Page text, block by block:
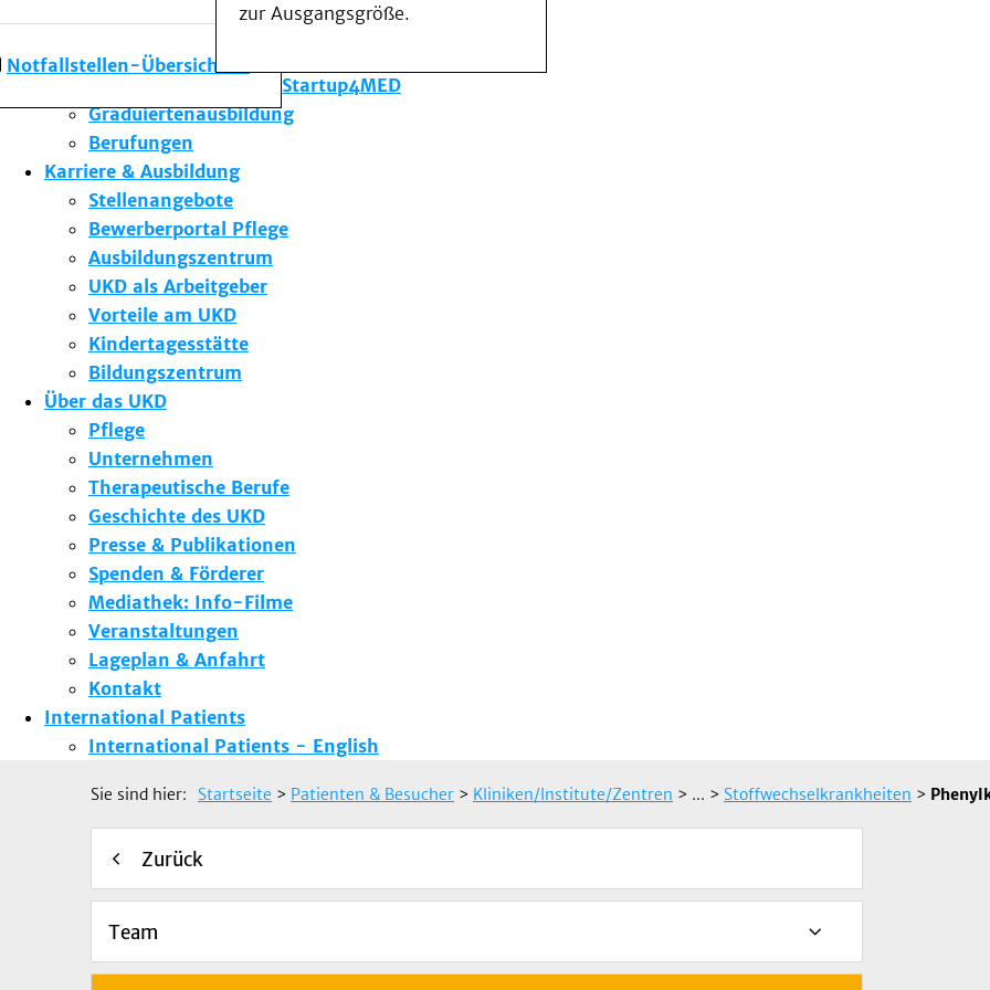
Notfallstellen-Übersicht
zur Ausgangsgröße.
Forschung am UKD
Studium & Lehre
Gründungsförderung Startup4MED
Graduiertenausbildung
Berufungen
Karriere & Ausbildung
Stellenangebote
Bewerberportal Pflege
Ausbildungszentrum
UKD als Arbeitgeber
Vorteile am UKD
Kindertagesstätte
Bildungszentrum
Über das UKD
Pflege
Unternehmen
Therapeutische Berufe
Geschichte des UKD
Presse & Publikationen
Spenden & Förderer
Mediathek: Info-Filme
Veranstaltungen
Lageplan & Anfahrt
Kontakt
International Patients
International Patients - English
Sie sind hier: Startseite > Patienten & Besucher > Kliniken/Institute/Zentren > ... > Stoffwechselkrankheiten >
Zurück
Team